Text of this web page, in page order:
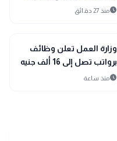
2026
scheduleمنذ 27 دقائق
interests
منوعات
وزارة العمل تعلن وظائف
برواتب تصل إلى 16 ألف جنيه
للشباب
scheduleمنذ ساعة